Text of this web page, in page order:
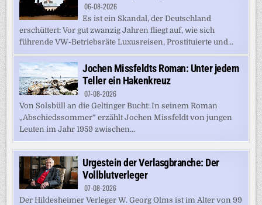
06-08-2026
Es ist ein Skandal, der Deutschland
erschüttert: Vor gut zwanzig Jahren fliegt auf, wie sich
führende VW-Betriebsräte Luxusreisen, Prostituierte und...
Jochen Missfeldts Roman: Unter jedem
Teller ein Hakenkreuz
07-08-2026
Von Solsbüll an die Geltinger Bucht: In seinem Roman
„Abschiedssommer“ erzählt Jochen Missfeldt von jungen
Leuten im Jahr 1959 zwischen...
Urgestein der Verlasgbranche: Der
Vollblutverleger
07-08-2026
Der Hildesheimer Verleger W. Georg Olms ist im Alter von 99